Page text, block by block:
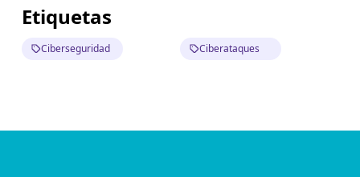
Etiquetas
Ciberseguridad Ciberataques